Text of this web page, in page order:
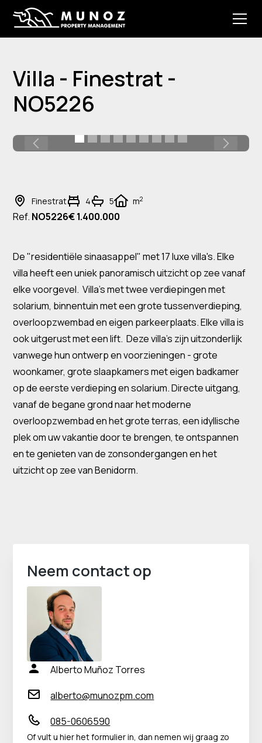
Villa - Finestrat -
NO5226
Finestrat 4 5 m2
Ref. NO5226€ 1.400.000
De "residentiële sinaasappel" met 17 luxe villa's. Elke
villa heeft een uniek panoramisch uitzicht op zee vanaf
elke voorgevel. Villa's met twee verdiepingen met
solarium, binnentuin met een grote tussenverdieping,
overloopzwembad en eigen parkeerplaats. Elke villa is
ook uitgerust met een lift. Deze villa's zijn uitzonderlijk
vanwege hun ontwerp en voorzieningen - grote
woonkamer, grote slaapkamers met eigen badkamer
op de eerste verdieping en solarium. Directe uitgang,
vanaf de begane grond naar het moderne
overloopzwembad en het grote terras, een idyllische
plek om uw vakantie door te brengen, te ontspannen
en te genieten van de zonsondergangen en het
uitzicht op zee van Benidorm.
Neem contact op
Alberto Muñoz Torres
alberto@munozpm.com
085-0606590
Of vult u hier het formulier in, dan nemen wij graag zo